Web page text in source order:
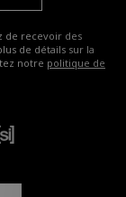
de recevoir des
de détails sur la
notre politique de